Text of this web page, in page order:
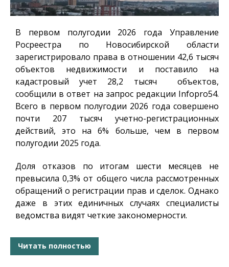
В первом полугодии 2026 года Управление
Росреестра по Новосибирской области
зарегистрировало права в отношении 42,6 тысяч
объектов недвижимости и поставило на
кадастровый учет 28,2 тысяч объектов,
сообщили в ответ на запрос редакции Infopro54.
Всего в первом полугодии 2026 года совершено
почти 207 тысяч учетно-регистрационных
действий, это на 6% больше, чем в первом
полугодии 2025 года.
Доля отказов по итогам шести месяцев не
превысила 0,3% от общего числа рассмотренных
обращений о регистрации прав и сделок. Однако
даже в этих единичных случаях специалисты
ведомства видят четкие закономерности.
Читать полностью